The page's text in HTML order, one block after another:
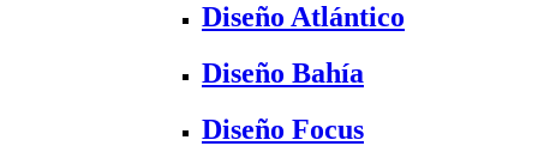
Diseño Atlántico
Diseño Bahía
Diseño Focus